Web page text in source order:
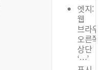
엣지:
웹
브라우저
오른쪽
상단
‘…’